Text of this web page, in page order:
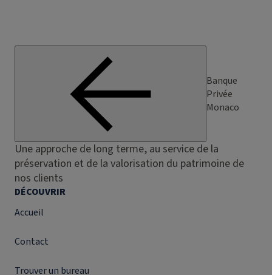
Banque
Privée
Monaco
Une approche de long terme, au service de la
préservation et de la valorisation du patrimoine de
nos clients
DÉCOUVRIR
Accueil
Contact
Trouver un bureau